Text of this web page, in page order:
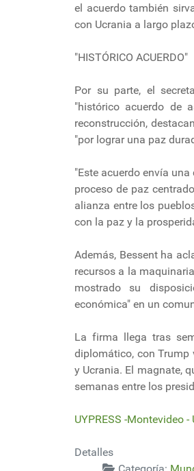
el acuerdo también
con Ucrania a largo
"HISTÓRICO ACUERDO"
Por su parte, el
"histórico acuerdo de
reconstrucción,
"por lograr una paz
"Este acuerdo envía
proceso de paz
alianza entre los
con la paz y la
Además, Bessent ha
recursos a la
mostrado su
económica" en un
La firma llega tras
diplomático, con Trump
y Ucrania. El magnate,
semanas entre los
UYPRESS -Montevideo
Detalles